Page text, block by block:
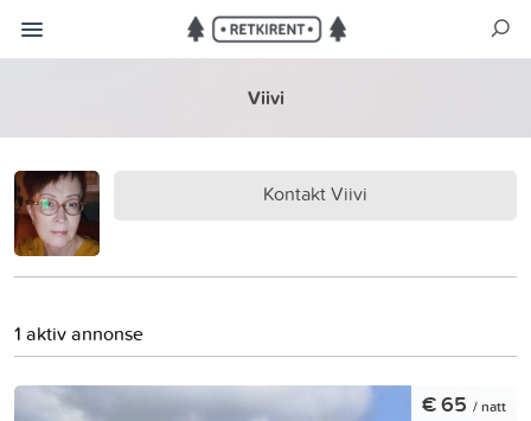
Viivi
Kontakt Viivi
1 aktiv annonse
€ 65 / natt